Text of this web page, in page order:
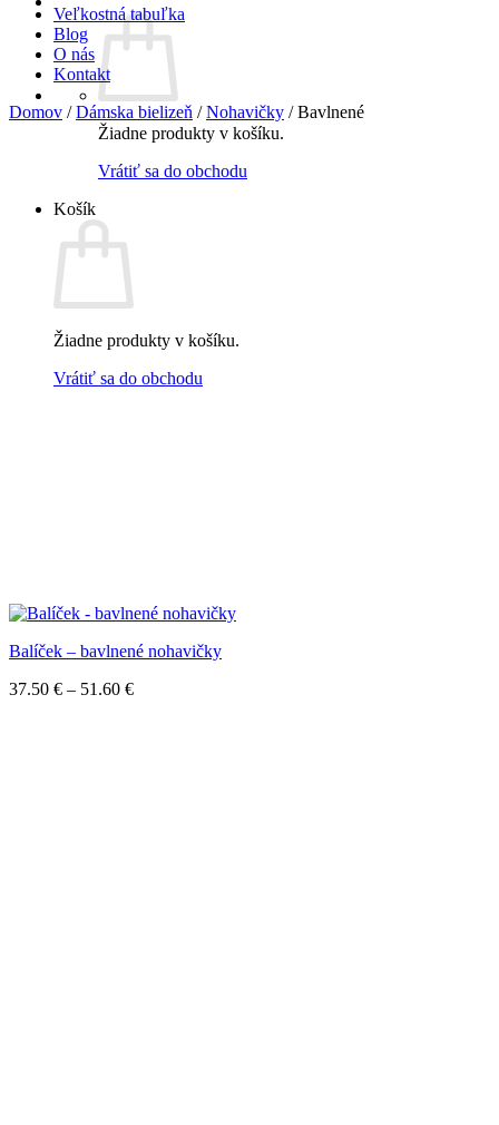
Žiadne produkty v košíku.
Vrátiť sa do obchodu
Košík
Žiadne produkty v košíku.
Vrátiť sa do obchodu
Veľkostná tabuľka
Blog
O nás
Kontakt
Domov / Dámska bielizeň / Nohavičky /Bavlnené
Balíček – bavlnené nohavičky
37.50 € – 51.60 €Price